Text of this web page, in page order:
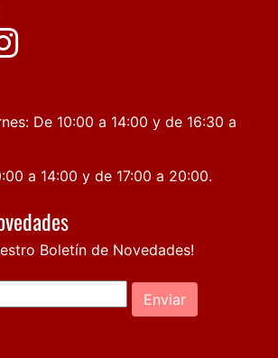
De 10:00 a 14:00 y de 16:30 a
a 14:00 y de 17:00 a 20:00.
Boletín de Novedades!
Enviar